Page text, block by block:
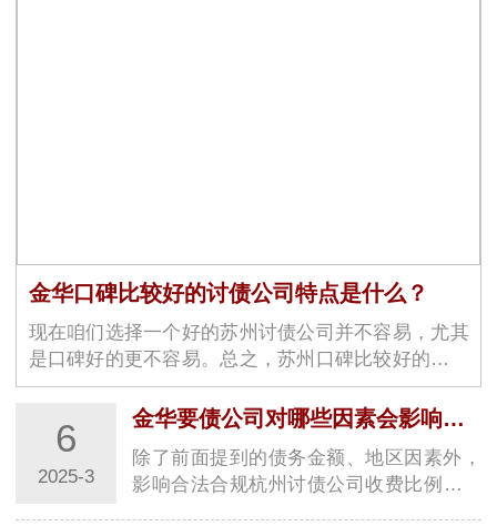
金华口碑比较好的讨债公司特点是什么？
现在咱们选择一个好的苏州讨债公司并不容易，尤其
是口碑好的更不容易。总之，苏州口碑比较好的讨债
公司具有高素质的专业团队、保障债权人权益、高效
率、良好的沟通能力、严谨的工作态度、灵活性、良
好…6
2025-3
金华要债公司对哪些因素会影响的收费比例？
除了前面提到的债务金额、地区因素外，
影响合法合规杭州讨债公司收费比例的因